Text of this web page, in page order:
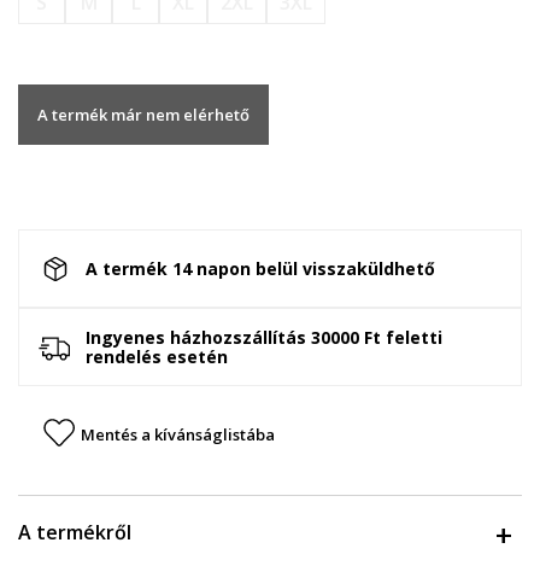
A termék már nem elérhető
A termék 14 napon belül visszaküldhető
Ingyenes házhozszállítás 30000 Ft feletti
rendelés esetén
Mentés a kívánságlistába
A termékről